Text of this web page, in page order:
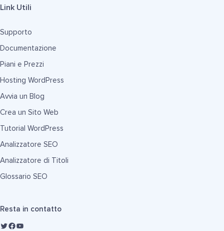
Link Utili
Supporto
Documentazione
Piani e Prezzi
Hosting WordPress
Avvia un Blog
Crea un Sito Web
Tutorial WordPress
Analizzatore SEO
Analizzatore di Titoli
Glossario SEO
Resta in contatto